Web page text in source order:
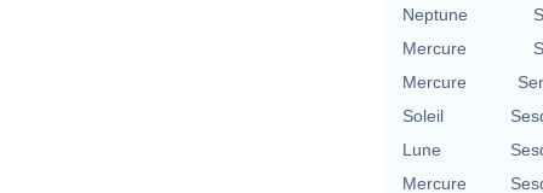
Neptune
Mercure
Mercure
Soleil
Lune
Mercure